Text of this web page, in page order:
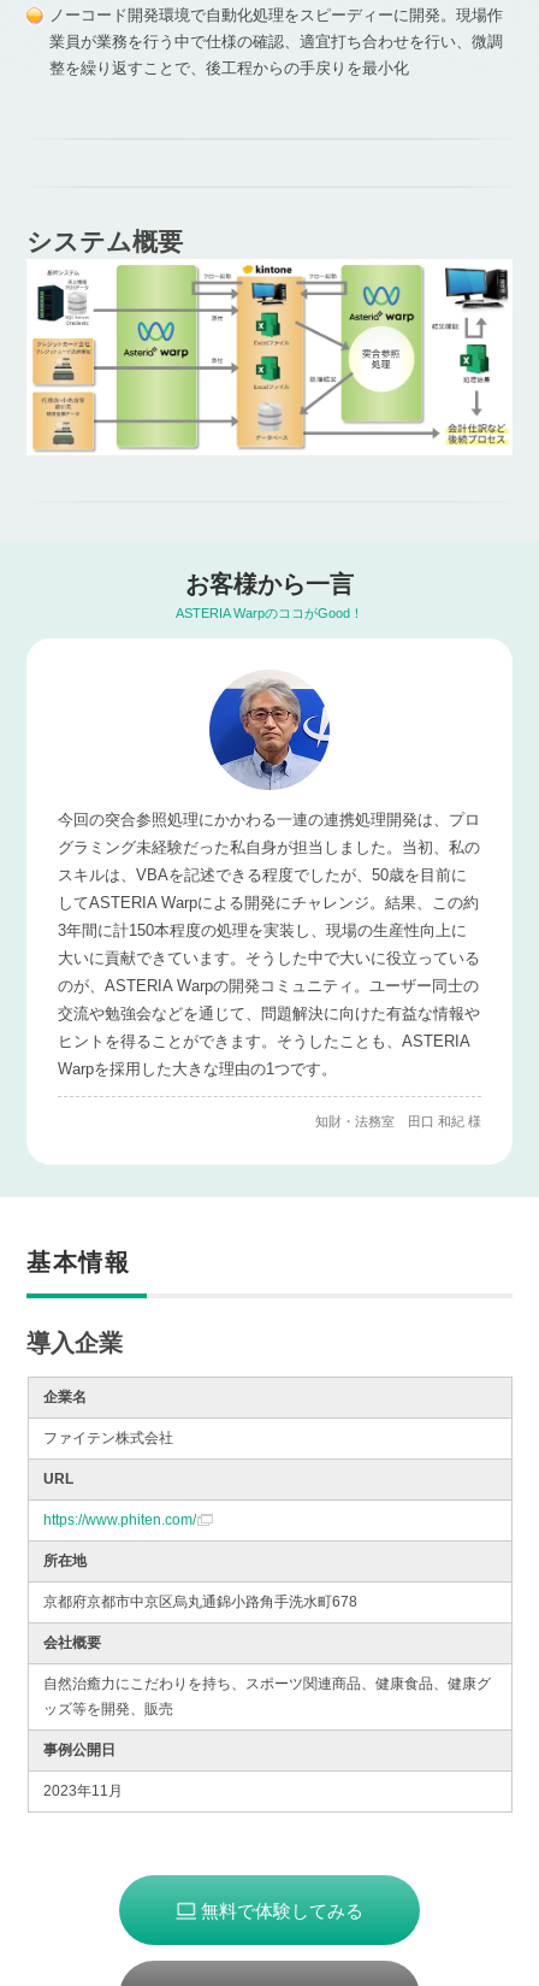
ノーコード開発環境で自動化処理をスピーディーに開発。現場作
業員が業務を行う中で仕様の確認、適宜打ち合わせを行い、微調
整を繰り返すことで、後工程からの手戻りを最小化
システム概要
お客様から一言
ASTERIA WarpのココがGood！
今回の突合参照処理にかかわる一連の連携処理開発は、プロ
グラミング未経験だった私自身が担当しました。当初、私の
スキルは、VBAを記述できる程度でしたが、50歳を目前に
してASTERIA Warpによる開発にチャレンジ。結果、この約
3年間に計150本程度の処理を実装し、現場の生産性向上に
大いに貢献できています。そうした中で大いに役立っている
のが、ASTERIA Warpの開発コミュニティ。ユーザー同士の
交流や勉強会などを通じて、問題解決に向けた有益な情報や
ヒントを得ることができます。そうしたことも、ASTERIA
Warpを採用した大きな理由の1つです。
知財・法務室 田口 和紀 様
基本情報
導入企業
企業名
ファイテン株式会社
URL
https://www.phiten.com/
所在地
京都府京都市中京区烏丸通錦小路角手洗水町678
会社概要
自然治癒力にこだわりを持ち、スポーツ関連商品、健康食品、健康グ
ッズ等を開発、販売
事例公開日
2023年11月
無料で体験してみる